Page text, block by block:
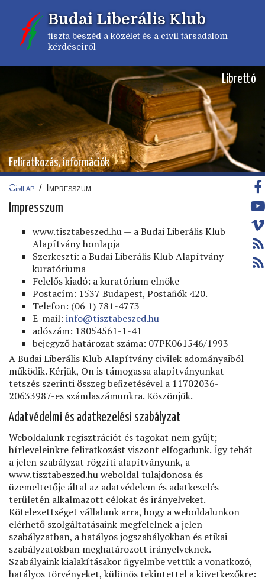
tartalomra
Budai Liberális Klub
tiszta beszéd a közélet és a civil társadalom
kérdéseiről
Librettó
Feliratkozás, információk
Címlap / Impresszum
Impresszum
www.tisztabeszed.hu — a Budai Liberális Klub
Alapítvány honlapja
Szerkeszti: a Budai Liberális Klub Alapítvány
kuratóriuma
Felelős kiadó: a kuratórium elnöke
Postacím: 1537 Budapest, Postaﬁók 420.
Telefon: (06 1) 781-4773
E-mail: info@tisztabeszed.hu
adószám: 18054561-1-41
bejegyző határozat száma: 07PK061546/1993
A Budai Liberális Klub Alapítvány civilek adományaiból
működik. Kérjük, Ön is támogassa alapítványunkat
tetszés szerinti összeg beﬁzetésével a 11702036-
20633987-es számlaszámunkra. Köszönjük.
Adatvédelmi és adatkezelési szabályzat
Weboldalunk regisztrációt és tagokat nem gyűjt;
hírleveleinkre feliratkozást viszont elfogadunk. Így tehát
a jelen szabályzat rögzíti alapítványunk, a
www.tisztabeszed.hu weboldal tulajdonosa és
üzemeltetője által az adatvédelem és adatkezelés
területén alkalmazott célokat és irányelveket.
Kötelezettséget vállalunk arra, hogy a weboldalunkon
elérhető szolgáltatásaink megfelelnek a jelen
szabályzatban, a hatályos jogszabályokban és etikai
szabályzatokban meghatározott irányelveknek.
Szabályaink kialakításakor ﬁgyelmbe vettük a vonatkozó,
hatályos törvényeket, különös tekintettel a következőkre: